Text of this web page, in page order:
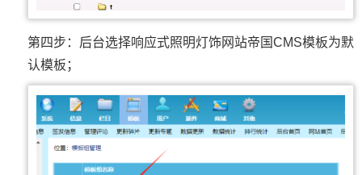
第四步：后台选择响应式照明灯饰网站帝国CMS模板为默
认模板；